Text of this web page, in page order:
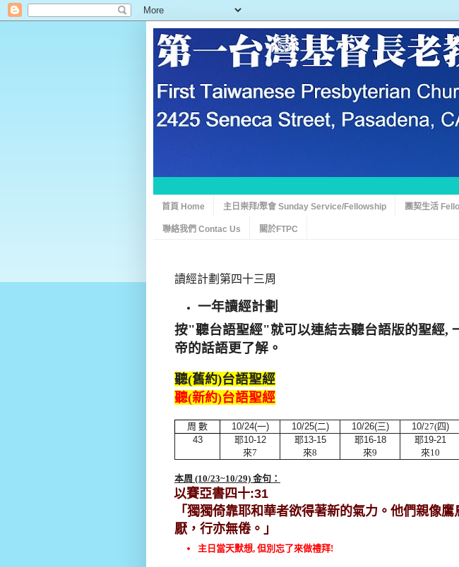
首頁 Home 主日崇拜/聚會 Sunday Service/Fellowship 團契生活
聯絡我們 Contac Us 關於FTPC
讀經計劃第四十三周
一年讀經計劃
按"聽台語聖經"就可以連結去聽台語版的聖經,
帝的話語更了解。
聽(舊約)台語聖經
聽(新約)台語聖經
周 數 10/24(一) 10/25(二) 10/26(三) 10/27(四)
43
耶10-12
來7
耶13-15
來8
耶16-18
來9
耶19-21
來10
本周 (10/23~10/29) 金句：
以賽亞書四十:31
「 獨獨倚靠耶和華者欲得著新的氣力。他們親像
厭，行亦無倦。」
主日當天默想, 但別忘了來做禮拜!